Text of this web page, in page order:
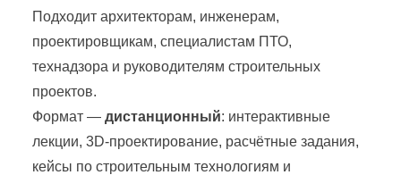
Подходит архитекторам, инженерам,
проектировщикам, специалистам ПТО,
технадзора и руководителям строительных
проектов.
Формат — дистанционный: интерактивные
лекции, 3D-проектирование, расчётные задания,
кейсы по строительным технологиям и